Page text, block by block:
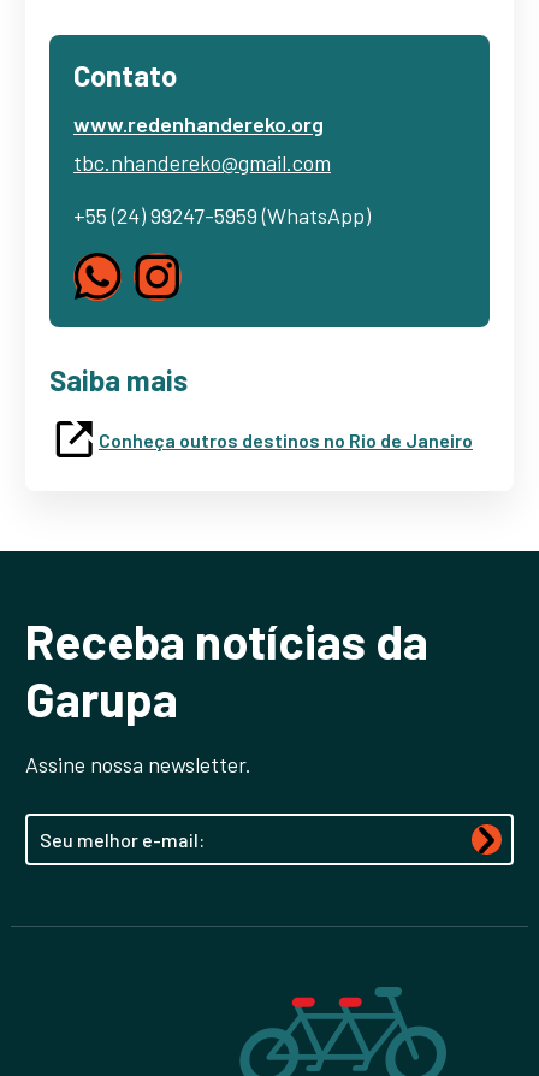
Contato
www.redenhandereko.org
tbc.nhandereko@gmail.com
+55 (24) 99247-5959 (WhatsApp)
Saiba mais
Conheça outros destinos no Rio de Janeiro
Receba notícias da
Garupa
Assine nossa newsletter.